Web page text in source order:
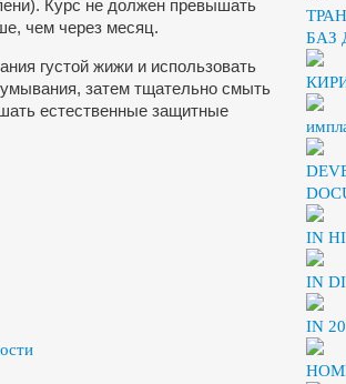
Курс не должен превышать
чем через месяц.
густой жижи и использовать
затем тщательно смыть
естественные защитные
БАЗ
IN
IN
IN